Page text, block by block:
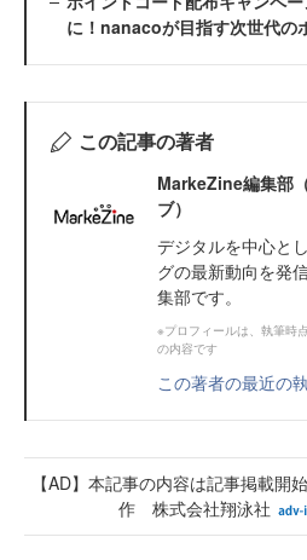
に！nanacoが目指す次世代の
この記事の著者
MarkeZine編集部
ブ）
デジタルを中心と
グの最新動向を発
集部です。
※プロフィールは、執筆時
の内容です
この著者の最近の
【AD】本記事の内容は記事掲載
作 株式会社翔泳社